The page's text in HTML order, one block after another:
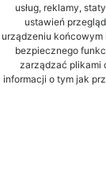
usług, reklamy,
ustawień
urządzeniu
bezpiecznego
zarządzać plikami
informacji o tym jak